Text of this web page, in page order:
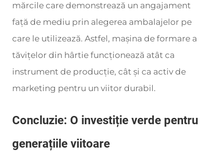
mărcile care demonstrează un angajament
față de mediu prin alegerea ambalajelor pe
care le utilizează. Astfel, mașina de formare a
tăvițelor din hârtie funcționează atât ca
instrument de producție, cât și ca activ de
marketing pentru un viitor durabil.
Concluzie: O investiție verde pentru
generațiile viitoare